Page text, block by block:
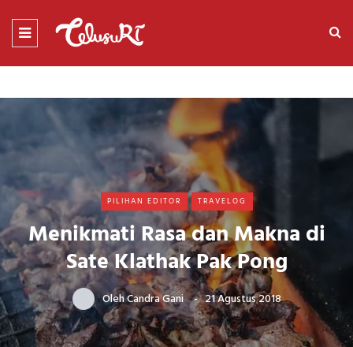
PILIHAN EDITOR TRAVELOG
Menikmati Rasa dan Makna di
Sate Klathak Pak Pong
OlehCandra Gani 21 Agustus 2018